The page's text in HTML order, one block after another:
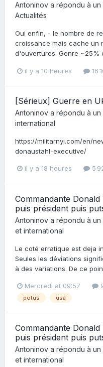
Antoninov a répondu à un
Actualités
Oui enfin, - le nombre de
croissance mais cache un
d'ouvertures. Genre ~25%
il y a 10 heures 16
[Sérieux] Guerre en
Antoninov a répondu à un
international
https://militarnyi.com/en/
donaustahl-executive/
il y a 18 heures 5
Commandante
puis président puis
Antoninov a répondu à un
et international
Le coté erratique est deja
Seules les déviations
à des variations. De ce
Mercredi at 09:57
potus usa
Commandante
puis président puis
Antoninov a répondu à un
et international